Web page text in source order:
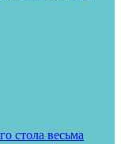
стола весьма